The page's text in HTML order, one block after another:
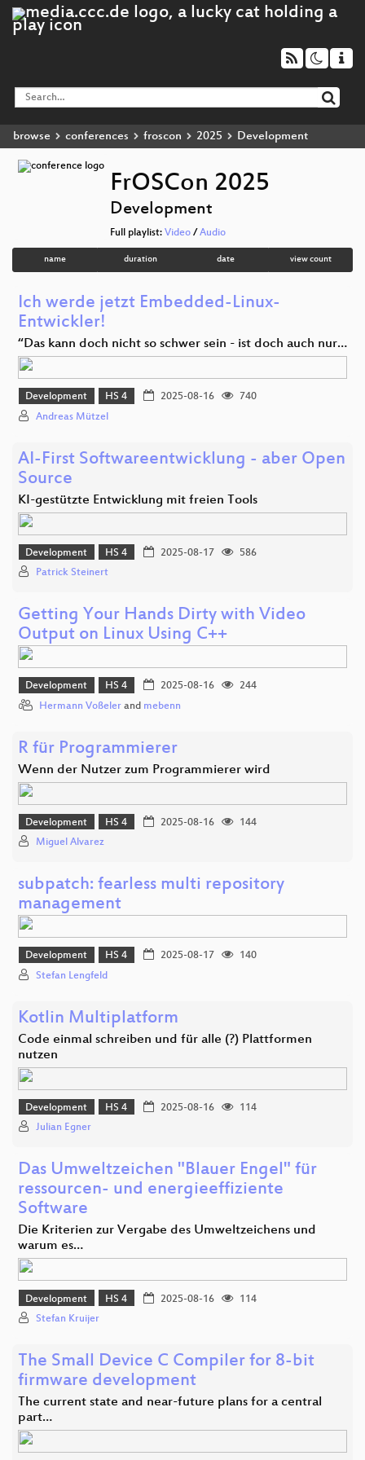
browse conferences froscon 2025 Development
FrOSCon 2025
Development
Full playlist: Video / Audio
name duration date view count
Ich werde jetzt Embedded-Linux-
Entwickler!
“Das kann doch nicht so schwer sein - ist doch auch nur…
Development HS 4 2025-08-16
740
Andreas Mützel
AI-First Softwareentwicklung - aber Open
Source
KI-gestützte Entwicklung mit freien Tools
Development HS 4 2025-08-17
586
Patrick Steinert
Getting Your Hands Dirty with Video
Output on Linux Using C++
Development HS 4 2025-08-16
244
Hermann Voßeler and mebenn
R für Programmierer
Wenn der Nutzer zum Programmierer wird
Development HS 4 2025-08-16
144
Miguel Alvarez
subpatch: fearless multi repository
management
Development HS 4 2025-08-17
140
Stefan Lengfeld
Kotlin Multiplatform
Code einmal schreiben und für alle (?) Plattformen
nutzen
Development HS 4 2025-08-16
114
Julian Egner
Das Umweltzeichen "Blauer Engel" für
ressourcen- und energieeffiziente
Software
Die Kriterien zur Vergabe des Umweltzeichens und
warum es…
Development HS 4 2025-08-16
114
Stefan Kruijer
The Small Device C Compiler for 8-bit
firmware development
The current state and near-future plans for a central
part…